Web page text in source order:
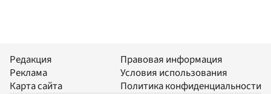
Редакция
Реклама
Карта сайта
Правовая информация
Условия использования
Политика конфиденциальности